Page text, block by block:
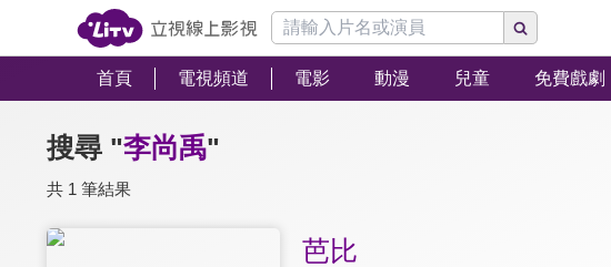
首頁 電視頻道 電影 動漫 兒童 免費戲劇
搜尋 "李尚禹"
共 1 筆結果
芭比